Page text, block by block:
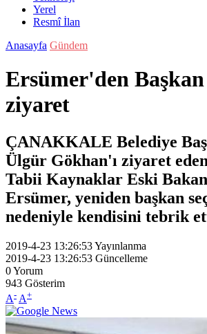
Yerel
Resmî İlan
Anasayfa Gündem
Ersümer'den
ziyaret
ÇANAKKALE Belediye
Ülgür Gökhan'ı ziyaret
Tabii Kaynaklar Eski
Ersümer, yeniden başkan
nedeniyle kendisini tebrik
2019-4-23 13:26:53Yayınlanma
2019-4-23 13:26:53 Güncelleme
0Yorum
943 Gösterim
A- A+